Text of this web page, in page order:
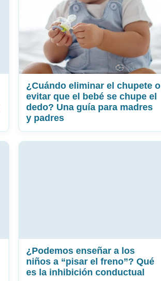
¿Cuándo eliminar el chupete o
evitar que el bebé se chupe el
dedo? Una guía para madres
y padres
¿Podemos enseñar a los
niños a “pisar el freno”? Qué
es la inhibición conductual